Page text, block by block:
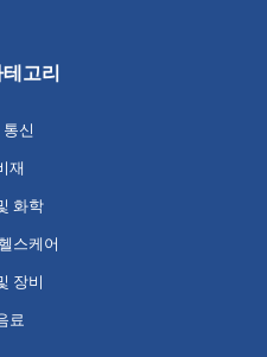
고리
신
재
화학
스케어
장비
료